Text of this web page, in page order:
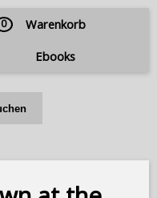
0
Warenkorb
Ebooks